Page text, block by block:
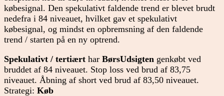
købesignal. Den spekulativt faldende trend er blevet brudt
nedefra i 84 niveauet, hvilket gav et spekulativt
købesignal, og mindst en opbremsning af den faldende
trend / starten på en ny optrend.
Spekulativt / tertiært har BørsUdsigten genkøbt ved
bruddet af 84 niveauet. Stop loss ved brud af 83,75
niveauet. Åbning af short ved brud af 83,50 niveauet.
Strategi: Køb